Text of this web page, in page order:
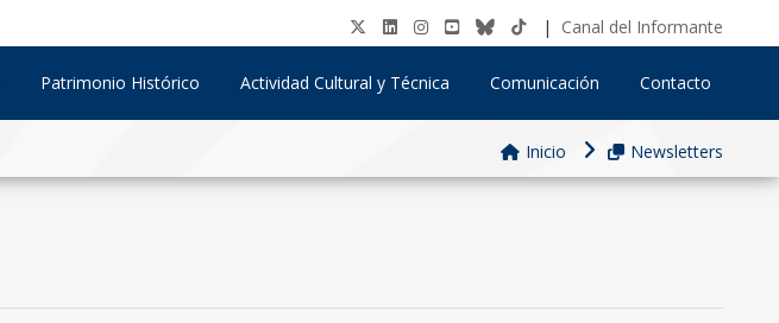
| Canal del Informante
Patrimonio Histórico Actividad Cultural y Técnica Comunicación Contacto
Inicio Newsletters